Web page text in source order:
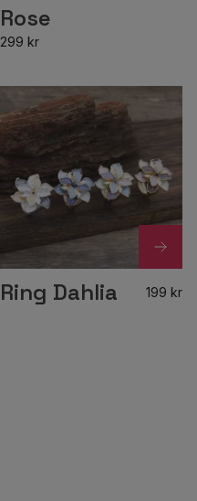
Rose
299 kr
Ring Dahlia 199 kr